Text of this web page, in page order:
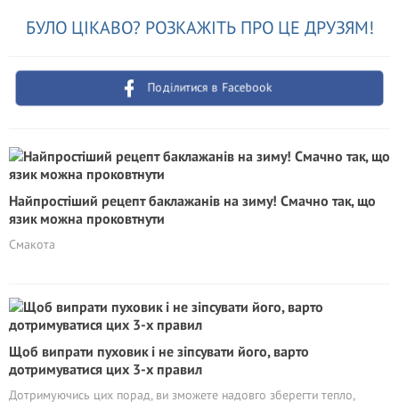
БУЛО ЦІКАВО? РОЗКАЖІТЬ ПРО ЦЕ ДРУЗЯМ!
Поділитися в Facebook
Найпростіший рецепт баклажанів на зиму! Смачно так, що
язик можна проковтнути
Смакота
Щоб випрати пуховик і не зіпсувати його, варто
дотримуватися цих 3-х правил
Дотримуючись цих порад, ви зможете надовго зберегти тепло,